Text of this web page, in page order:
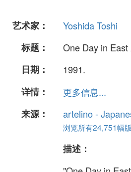
艺术家：
Yoshida Toshi
标题：
One Day in
日期：
1991.
详情：
更多信息...
来源：
artelino -
浏览所有24,751幅
描述：